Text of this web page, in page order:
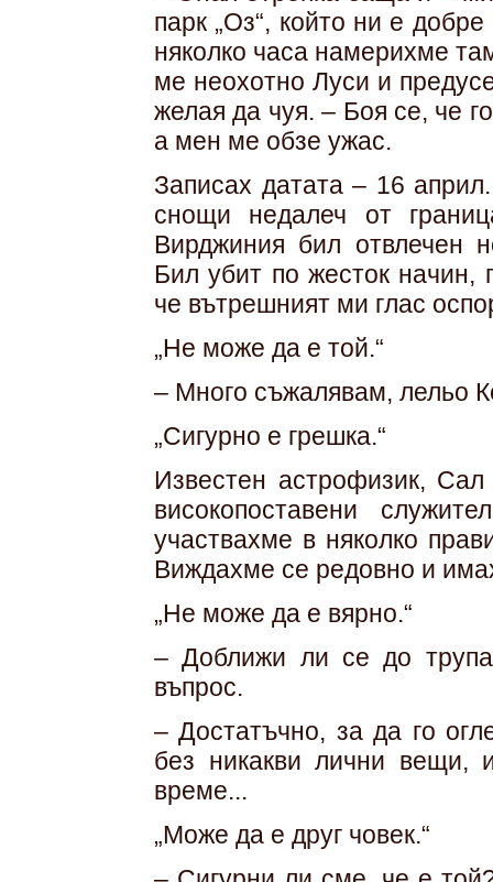
парк „Оз“, който ни е
няколко часа намерихме
ме неохотно Луси и
желая да чуя. – Боя се, че
а мен ме обзе ужас.
Записах датата – 16
снощи недалеч от
Вирджиния бил отвлечен
Бил убит по жесток
че вътрешният ми глас
„Не може да е той.“
– Много съжалявам, лельо
„Сигурно е грешка.“
Известен астрофизик,
високопоставени
участвахме в няколко
Виждахме се редовно и
„Не може да е вярно.“
– Доближи ли се до
въпрос.
– Достатъчно, за да го
без никакви лични
време...
„Може да е друг човек.“